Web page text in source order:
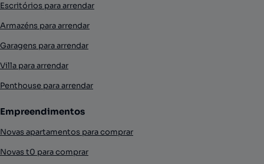
Escritórios para arrendar
Armazéns para arrendar
Garagens para arrendar
Villa para arrendar
Penthouse para arrendar
Empreendimentos
Novas apartamentos para comprar
Novas t0 para comprar